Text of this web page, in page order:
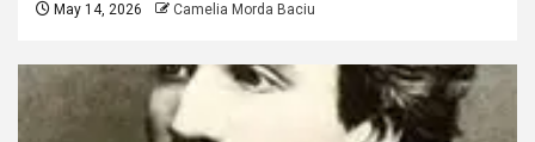
May 14, 2026 Camelia Morda Baciu